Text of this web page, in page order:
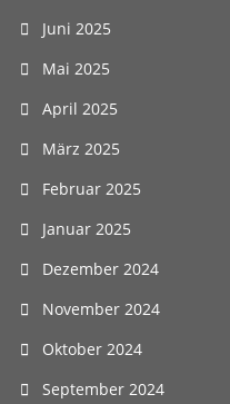
Juni 2025
Mai 2025
April 2025
März 2025
Februar 2025
Januar 2025
Dezember 2024
November 2024
Oktober 2024
September 2024